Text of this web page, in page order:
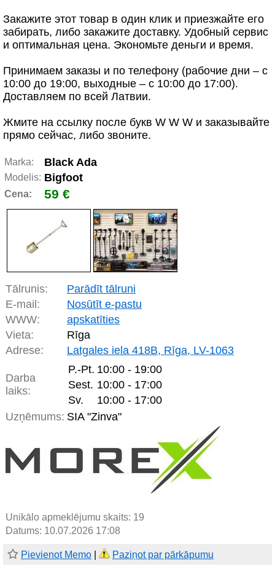
Закажите этот товар в один клик и приезжайте его
забирать, либо закажите доставку. Удобный сервис
и оптимальная цена. Экономьте деньги и время.
Принимаем заказы и по телефону (рабочие дни – с
10:00 до 19:00, выходные – с 10:00 до 17:00).
Доставляем по всей Латвии.
Жмите на ссылку после букв W W W и заказывайте
прямо сейчас, либо звоните.
Marka: Black Ada
Modelis: Bigfoot
Cena: 59 €
Tālrunis:
Parādīt tālruni
E-mail:
Nosūtīt e-pastu
WWW:
apskatīties
Vieta:
Rīga
Adrese:
Latgales iela 418B, Rīga, LV-1063
Darba
laiks:
P.-Pt. 10:00 - 19:00
Sest. 10:00 - 17:00
Sv.
10:00 - 17:00
Uzņēmums: SIA "Zinva"
Unikālo apmeklējumu skaits: 19
Datums: 10.07.2026 17:08
Pievienot Memo Paziņot par pārkāpumu